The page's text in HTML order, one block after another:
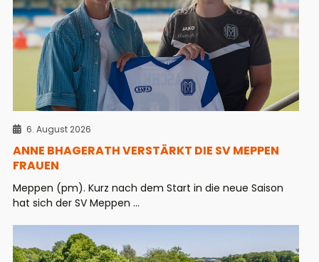
6. August 2026
ANNE BHAGERATH VERSTÄRKT DIE SV MEPPEN
FRAUEN
Meppen (pm). Kurz nach dem Start in die neue Saison
hat sich der SV Meppen ...